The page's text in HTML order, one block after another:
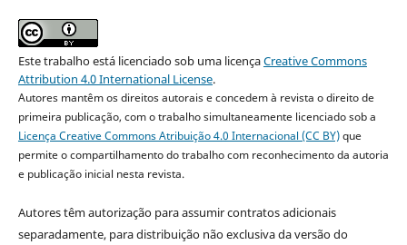
Este trabalho está licenciado sob uma licençaCreative Commons
Attribution 4.0 International License.
Autores mantêm os direitos autorais e concedem à revista o direito de
primeira publicação, com o trabalho simultaneamente licenciado sob a
Licença Creative Commons Atribuição 4.0 Internacional (CC BY)que
permite o compartilhamento do trabalho com reconhecimento da autoria
e publicação inicial nesta revista.
Autores têm autorização para assumir contratos adicionais
separadamente, para distribuição não exclusiva da versão do